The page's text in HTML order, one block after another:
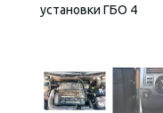
установки ГБО 4